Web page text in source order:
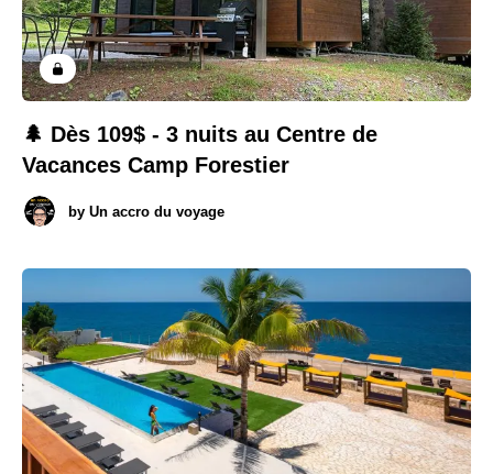
🌲 Dès 109$ - 3 nuits au Centre de
Vacances Camp Forestier
by Un accro du voyage